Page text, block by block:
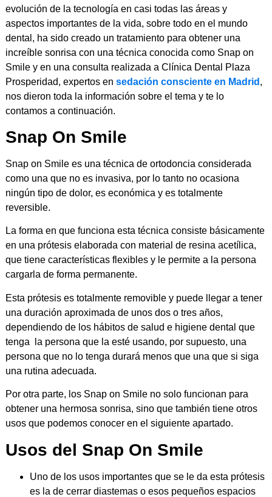
evolución de la tecnología en casi todas las áreas y
aspectos importantes de la vida, sobre todo en el mundo
dental, ha sido creado un tratamiento para obtener una
increíble sonrisa con una técnica conocida como Snap on
Smile y en una consulta realizada a Clínica Dental Plaza
Prosperidad, expertos en sedación consciente en Madrid ,
nos dieron toda la información sobre el tema y te lo
contamos a continuación.
Snap On Smile
Snap on Smile es una técnica de ortodoncia considerada
como una que no es invasiva, por lo tanto no ocasiona
ningún tipo de dolor, es económica y es totalmente
reversible.
La forma en que funciona esta técnica consiste básicamente
en una prótesis elaborada con material de resina acetílica,
que tiene características flexibles y le permite a la persona
cargarla de forma permanente.
Esta prótesis es totalmente removible y puede llegar a tener
una duración aproximada de unos dos o tres años,
dependiendo de los hábitos de salud e higiene dental que
tenga la persona que la esté usando, por supuesto, una
persona que no lo tenga durará menos que una que si siga
una rutina adecuada.
Por otra parte, los Snap on Smile no solo funcionan para
obtener una hermosa sonrisa, sino que también tiene otros
usos que podemos conocer en el siguiente apartado.
Usos del Snap On Smile
Uno de los usos importantes que se le da esta prótesis
es la de cerrar diastemas o esos pequeños espacios